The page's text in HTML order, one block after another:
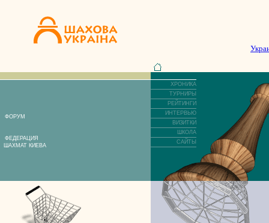
ФОРУМ
ФЕДЕРАЦИЯ
ШАХМАТ КИЕВА
ХРОНИКА
ТУРНИРЫ
РЕЙТИНГИ
ИНТЕРВЬЮ
ВИЗИТКИ
ШКОЛА
САЙТЫ